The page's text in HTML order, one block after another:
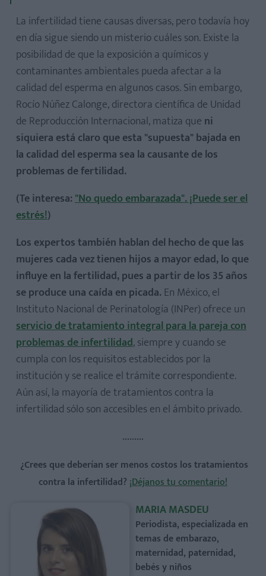
La infertilidad tiene causas diversas, pero todavía hoy
en día sigue siendo un misterio cuáles son. Existe la
posibilidad de que la exposición a químicos y
contaminantes ambientales pueda afectar a la
calidad del esperma en algunos casos. Sin embargo,
Rocío Núñez Calonge, directora científica de Unidad
de Reproducción Internacional, matiza que ni
siquiera está claro que esta "supuesta" bajada en
la calidad del esperma sea la causante de los
problemas de fertilidad.
(Te interesa:"No quedo embarazada". ¡Puede ser el
estrés!)
Los expertos también hablan del hecho de que las
mujeres cada vez tienen hijos a mayor edad, lo que
influye en la fertilidad, pues a partir de los 35 años
se produce una caída en picada. En México, el
Instituto Nacional de Perinatología (INPer) ofrece un
servicio de tratamiento integral para la pareja con
problemas de infertilidad, siempre y cuando se
cumpla con los requisitos establecidos por la
institución y se realice el trámite correspondiente.
Aún así, la mayoría de tratamientos contra la
infertilidad sólo son accesibles en el ámbito privado.
………
¿Crees que deberían ser menos costos los tratamientos
contra la infertilidad? ¡Déjanos tu comentario!
MARIA MASDEU
Periodista, especializada en
temas de embarazo,
maternidad, paternidad,
bebés y niños